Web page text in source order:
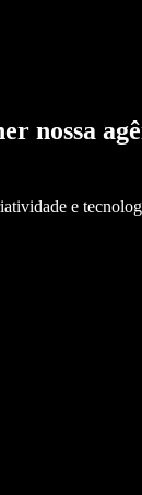
nossa
e